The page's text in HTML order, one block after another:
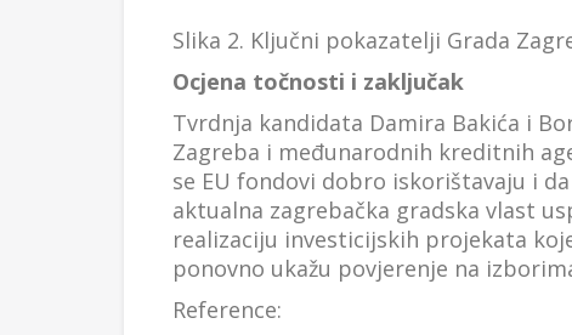
Slika 2. Ključni pokazatelji Grada
Ocjena točnosti i zaključak
Tvrdnja kandidata Damira Bakića i
Zagreba i međunarodnih kreditnih
se EU fondovi dobro iskorištavaju i
aktualna zagrebačka gradska vlast
realizaciju investicijskih projekata
ponovno ukažu povjerenje na
Reference: